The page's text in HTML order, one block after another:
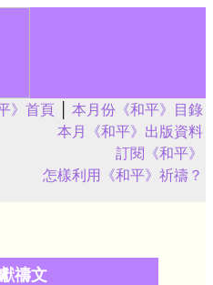
》首頁
本月份《和平》目錄
本月《和平》出版資料
訂閱《和平》
怎樣利用《和平》祈禱？
禱文